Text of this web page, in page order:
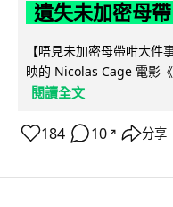
遺失未加密母
【唔見未加密母帶咁大
映的 Nicolas Cage 電影
閱讀全文
184 10 ↗ 分享